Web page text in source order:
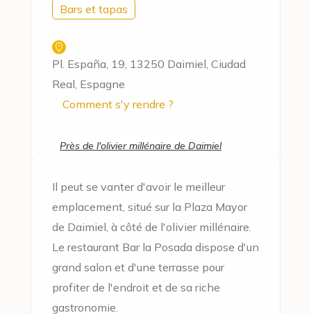
Bars et tapas
Pl. España, 19, 13250 Daimiel, Ciudad
Real, Espagne
Comment s'y rendre ?
Près de l'olivier millénaire de Daimiel
Il peut se vanter d'avoir le meilleur
emplacement, situé sur la Plaza Mayor
de Daimiel, à côté de l'olivier millénaire.
Le restaurant Bar la Posada dispose d'un
grand salon et d'une terrasse pour
profiter de l'endroit et de sa riche
gastronomie.